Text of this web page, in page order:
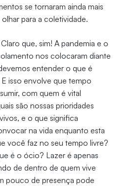
se tornaram ainda mais
para a coletividade.
Claro que, sim! A pandemia e o
nos colocaram diante
entender o que é
isso envolve que tempo
com quem é vital
são nossas prioridades
e o que significa
na vida enquanto esta
você faz no seu tempo livre?
é o ócio? Lazer é apenas
de dentro de quem vive
pouco de presença pode